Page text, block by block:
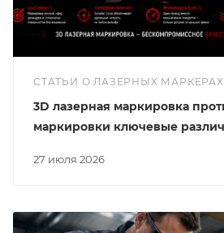
СТАТЬИ О ЛАЗЕРНЫХ МАРКЕРАХ
27 июля 2026
3D лазерная маркировка
маркировки ключевые